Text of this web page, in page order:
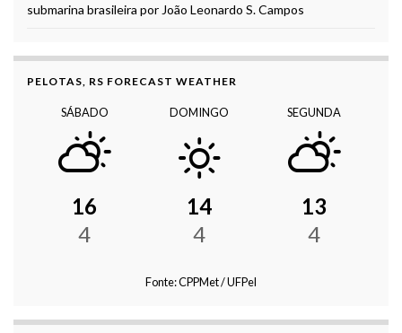
submarina brasileira por João Leonardo S. Campos
PELOTAS, RS FORECAST WEATHER
SÁBADO
16
4
DOMINGO
14
4
SEGUNDA
13
4
Fonte: CPPMet / UFPel